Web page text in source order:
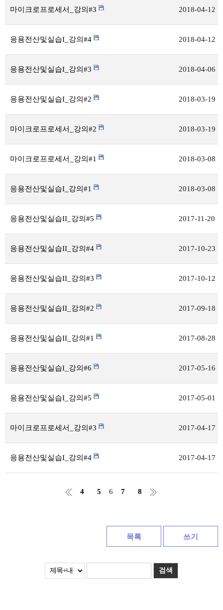
마이크로프로세서_강의#3 2018-04-12
응용전산및실습I_강의#4 2018-04-12
응용전산및실습I_강의#3 2018-04-06
응용전산및실습I_강의#2 2018-03-19
마이크로프로세서_강의#2 2018-03-19
마이크로프로세서_강의#1 2018-03-08
응용전산및실습I_강의#1 2018-03-08
응용전산및실습II_강의#5 2017-11-20
응용전산및실습II_강의#4 2017-10-23
응용전산및실습II_강의#3 2017-10-12
응용전산및실습II_강의#2 2017-09-18
응용전산및실습II_강의#1 2017-08-28
응용전산및실습I_강의#6 2017-05-16
응용전산및실습I_강의#5 2017-05-01
마이크로프로세서_강의#3 2017-04-17
응용전산및실습I_강의#4 2017-04-17
4 5 6 7 8
목록 쓰기
검색